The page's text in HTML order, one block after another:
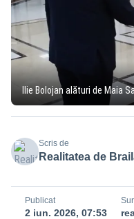
Ilie Bolojan alături de Maia
Scris de
Realitatea de
Publicat
2 iun. 2026, 07:53